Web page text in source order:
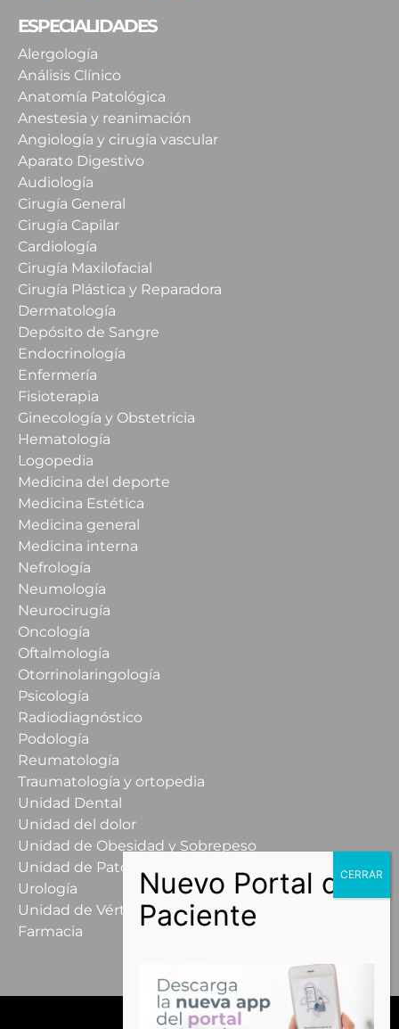
ESPECIALIDADES
Alergología
Análisis Clínico
Anatomía Patológica
Anestesia y reanimación
Angiología y cirugía vascular
Aparato Digestivo
Audiología
Cirugía General
Cirugía Capilar
Cardiología
Cirugía Maxilofacial
Cirugía Plástica y Reparadora
Dermatología
Depósito de Sangre
Endocrinología
Enfermería
Fisioterapia
Ginecología y Obstetricia
Hematología
Logopedia
Medicina del deporte
Medicina Estética
Medicina general
Medicina interna
Nefrología
Neumología
Neurocirugía
Oncología
Oftalmología
Otorrinolaringología
Psicología
Radiodiagnóstico
Podología
Reumatología
Traumatología y ortopedia
Unidad Dental
Unidad del dolor
Unidad de Obesidad y Sobrepeso
Unidad de Patología Mamaria
Urología
Unidad de Vértigo
Farmacia